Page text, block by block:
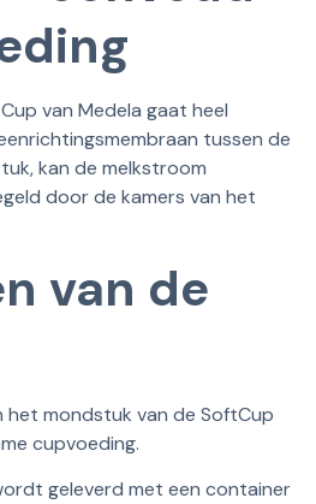
van Medela gaat heel
tussen de
kan de melkstroom
door de kamers van het
van de
het mondstuk van de SoftCup
cupvoeding.
geleverd met een container